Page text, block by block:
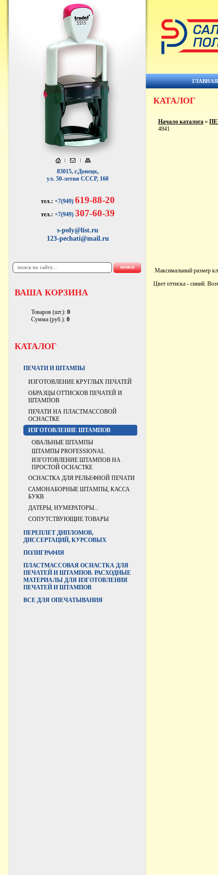
83015, г.Донецк,
ул. 50-летия СССР, 160
тел.: +7(949) 619-88-20
тел.: +7(949) 307-60-39
s-poly@list.ru
123-pechati@mail.ru
ВАША КОРЗИНА
Товаров (шт.): 0
Сумма (руб.): 0
КАТАЛОГ
ПЕЧАТИ И ШТАМПЫ
ИЗГОТОВЛЕНИЕ КРУГЛЫХ ПЕЧАТЕЙ
ОБРАЗЦЫ ОТТИСКОВ ПЕЧАТЕЙ И
ШТАМПОВ
ПЕЧАТИ НА ПЛАСТМАССОВОЙ
ОСНАСТКЕ
ИЗГОТОВЛЕНИЕ ШТАМПОВ
ОВАЛЬНЫЕ ШТАМПЫ
ШТАМПЫ PROFESSIONAL
ИЗГОТОВЛЕНИЕ ШТАМПОВ НА
ПРОСТОЙ ОСНАСТКЕ
ОСНАСТКА ДЛЯ РЕЛЬЕФНОЙ ПЕЧАТИ
САМОНАБОРНЫЕ ШТАМПЫ, КАССА
БУКВ
ДАТЕРЫ, НУМЕРАТОРЫ...
СОПУТСТВУЮЩИЕ ТОВАРЫ
ПЕРЕПЛЕТ ДИПЛОМОВ,
ДИССЕРТАЦИЙ, КУРСОВЫХ
ПОЛИГРАФИЯ
ПЛАСТМАССОВАЯ ОСНАСТКА ДЛЯ
ПЕЧАТЕЙ И ШТАМПОВ. РАСХОДНЫЕ
МАТЕРИАЛЫ ДЛЯ ИЗГОТОВЛЕНИЯ
ПЕЧАТЕЙ И ШТАМПОВ
ВCЕ ДЛЯ ОПЕЧАТЫВАНИЯ
ГЛАВНАЯ
КАТАЛОГ
Начало каталога »
4941
Максимальный размер
Цвет оттиска - синий.